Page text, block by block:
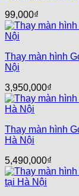
99,000₫
Thay màn hình
Nội
3,950,000₫
Thay màn hình
Hà Nội
5,490,000₫